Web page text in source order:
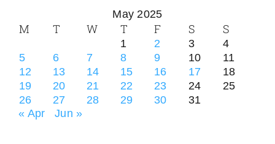
May 2025
M T W T F S S
1 2 3
4
5
6 7 8 9 10
11
12
13 14 15 16 17
18
19
20 21 22 23 24
25
26
27 28 29 30
31
« Apr
Jun »